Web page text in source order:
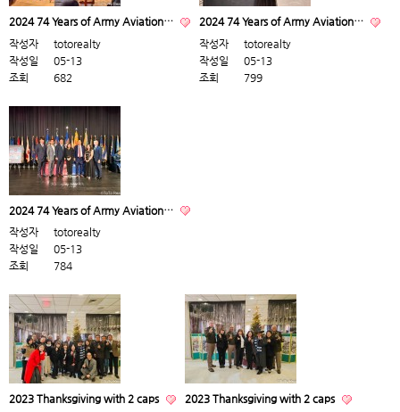
2024 74 Years of Army Aviation…
작성자
totorealty
작성일
05-13
조회
682
2024 74 Years of Army Aviation…
작성자
totorealty
작성일
05-13
조회
799
2024 74 Years of Army Aviation…
작성자
totorealty
작성일
05-13
조회
784
2023 Thanksgiving with 2 caps
2023 Thanksgiving with 2 caps